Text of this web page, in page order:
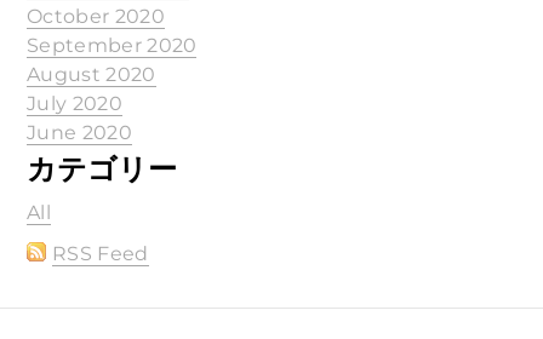
October 2020
September 2020
August 2020
July 2020
June 2020
カテゴリー
All
RSS Feed